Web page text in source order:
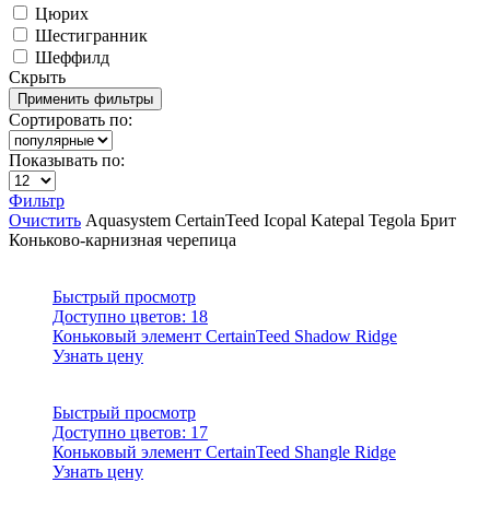
Цюрих
Шестигранник
Шеффилд
Скрыть
Сортировать по:
Показывать по:
Фильтр
Очистить Aquasystem CertainTeed Icopal Katepal Tegola Брит
Коньково-карнизная черепица
Быстрый просмотр
Доступно цветов: 18
Коньковый элемент CertainTeed Shadow Ridge
Узнать цену
Быстрый просмотр
Доступно цветов: 17
Коньковый элемент CertainTeed Shangle Ridge
Узнать цену